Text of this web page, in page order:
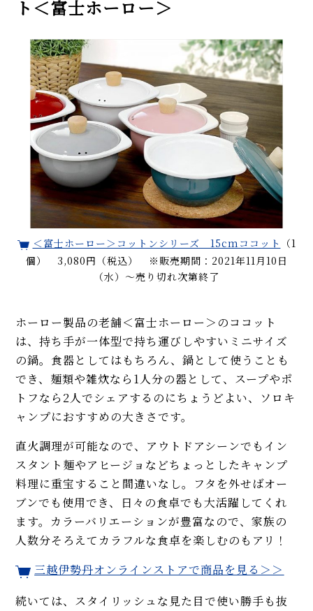
ト＜富士ホーロー＞
＜富士ホーロー＞コットンシリーズ 15cmココット
（1
個） 3,080円（税込） ※販売期間：2021年11月10日
（水）〜売り切れ次第終了
ホーロー製品の老舗＜富士ホーロー＞のココット
は、持ち手が一体型で持ち運びしやすいミニサイズ
の鍋。食器としてはもちろん、鍋として使うことも
でき、麺類や雑炊なら1人分の器として、スープやポ
トフなら2人でシェアするのにちょうどよい、ソロキ
ャンプにおすすめの大きさです。
直火調理が可能なので、アウトドアシーンでもイン
スタント麺やアヒージョなどちょっとしたキャンプ
料理に重宝すること間違いなし。フタを外せばオー
ブンでも使用でき、日々の食卓でも大活躍してくれ
ます。カラーバリエーションが豊富なので、家族の
人数分そろえてカラフルな食卓を楽しむのもアリ！
三越伊勢丹オンラインストアで商品を見る＞＞
続いては、スタイリッシュな見た目で使い勝手も抜